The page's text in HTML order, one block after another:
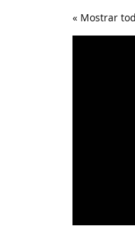
« Mostrar